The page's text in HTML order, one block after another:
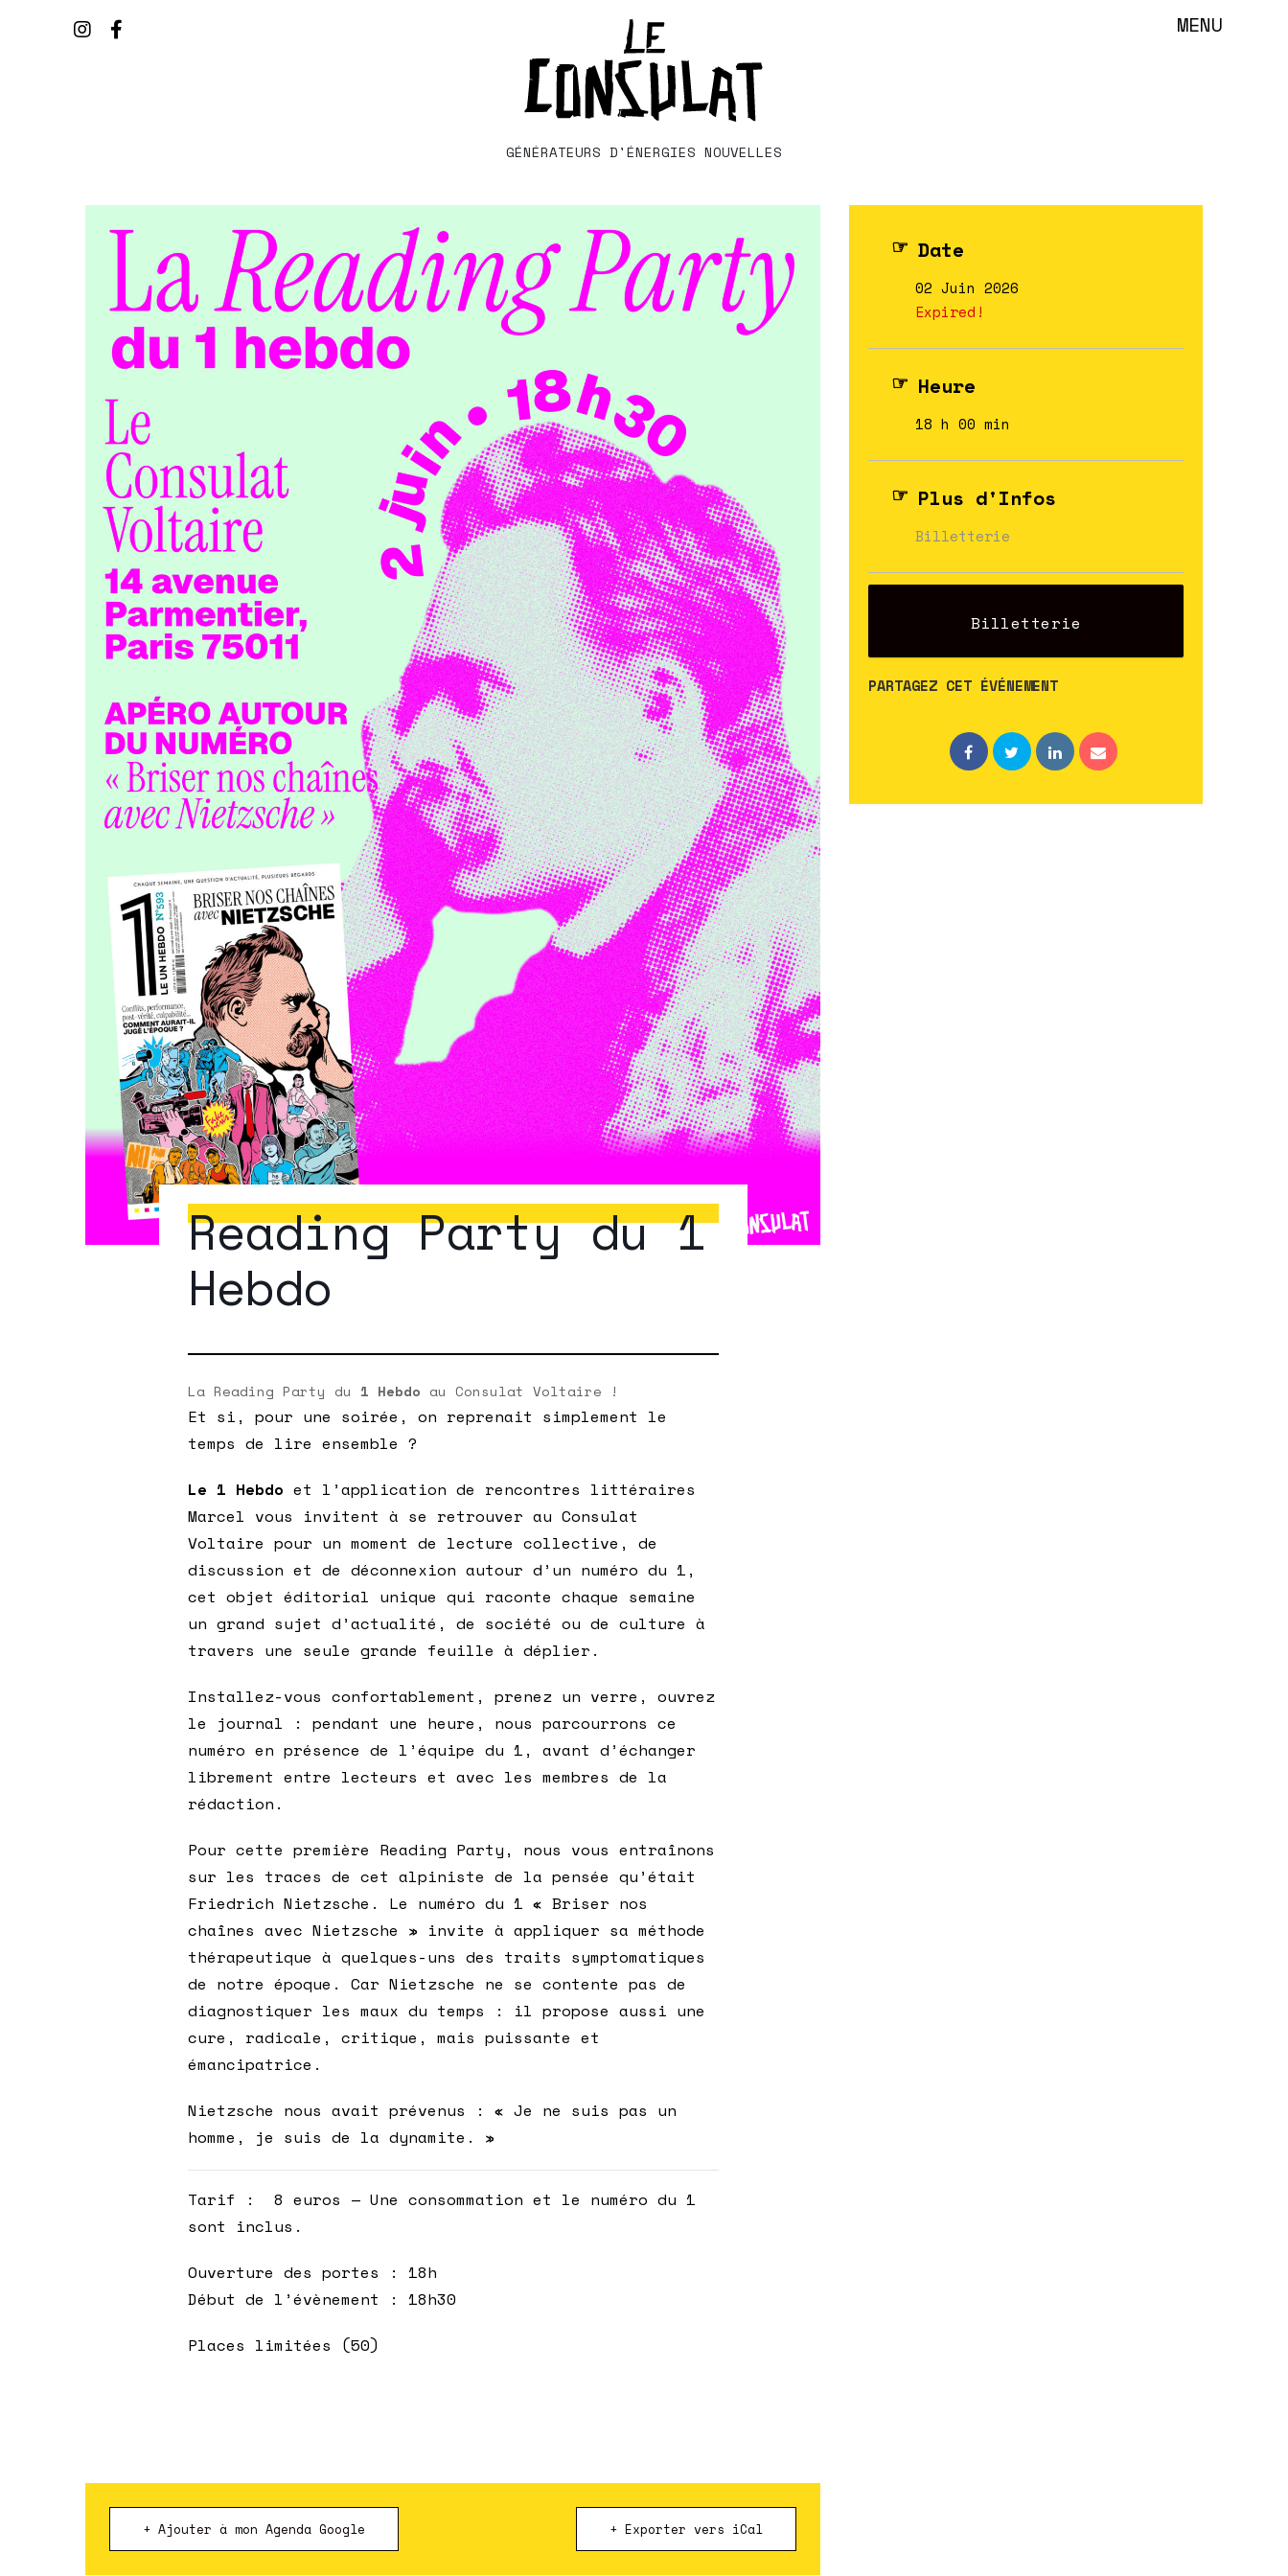
MENU
GÉNÉRATEURS D'ÉNERGIES NOUVELLES
Reading Party du 1
Hebdo
La Reading Party du 1 Hebdo au Consulat Voltaire !
Et si, pour une soirée, on reprenait simplement le
temps de lire ensemble ?
Le 1 Hebdo et l’application de rencontres littéraires
Marcel vous invitent à se retrouver au Consulat
Voltaire pour un moment de lecture collective, de
discussion et de déconnexion autour d’un numéro du 1,
cet objet éditorial unique qui raconte chaque semaine
un grand sujet d’actualité, de société ou de culture à
travers une seule grande feuille à déplier.
Installez-vous confortablement, prenez un verre, ouvrez
le journal : pendant une heure, nous parcourrons ce
numéro en présence de l’équipe du 1, avant d’échanger
librement entre lecteurs et avec les membres de la
rédaction.
Pour cette première Reading Party, nous vous entraînons
sur les traces de cet alpiniste de la pensée qu’était
Friedrich Nietzsche. Le numéro du 1 « Briser nos
chaînes avec Nietzsche » invite à appliquer sa méthode
thérapeutique à quelques-uns des traits symptomatiques
de notre époque. Car Nietzsche ne se contente pas de
diagnostiquer les maux du temps : il propose aussi une
cure, radicale, critique, mais puissante et
émancipatrice.
Nietzsche nous avait prévenus : « Je ne suis pas un
homme, je suis de la dynamite. »
Tarif : 8 euros — Une consommation et le numéro du 1
sont inclus.
Ouverture des portes : 18h
Début de l’évènement : 18h30
Places limitées (50)
+ Ajouter à mon Agenda Google + Exporter vers iCal
Date
02 Juin 2026
Expired!
Heure
18 h 00 min
Plus d'Infos
Billetterie
Billetterie
PARTAGEZ CET ÉVÉNEMENT